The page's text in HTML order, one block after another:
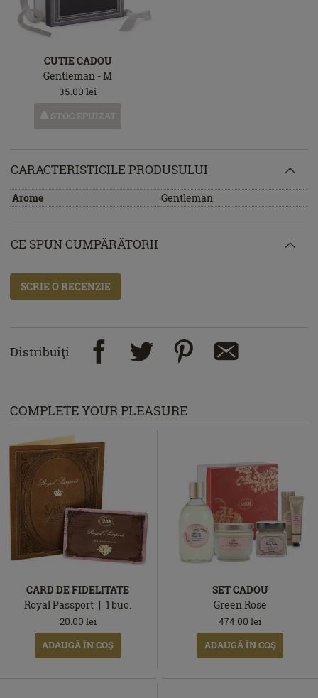
CUTIE CADOU
Gentleman - M
35.00 lei
STOC EPUIZAT
CARACTERISTICILE PRODUSULUI
Arome Gentleman
CE SPUN CUMPĂRĂTORII
SCRIE O RECENZIE
Distribuiţi
COMPLETE YOUR PLEASURE
CARD DE FIDELITATE
Royal Passport
1buc.
20.00 lei
ADAUGĂ ÎN COŞ
SET CADOU
Green Rose
474.00 lei
ADAUGĂ ÎN COŞ